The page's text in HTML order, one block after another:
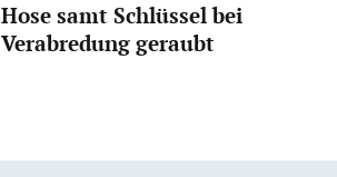
Hose samt Schlüssel bei
Verabredung geraubt